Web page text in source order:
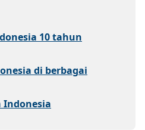
10 tahun
di berbagai